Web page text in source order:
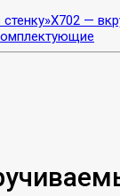
X702 —